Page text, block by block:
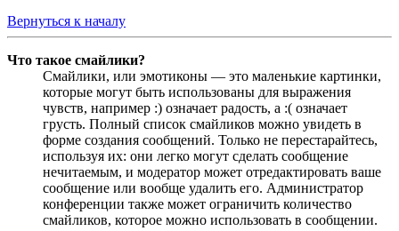
Вернуться к началу
Что такое смайлики?
Смайлики, или эмотиконы — это маленькие картинки,
которые могут быть использованы для выражения
чувств, например :) означает радость, а :( означает
грусть. Полный список смайликов можно увидеть в
форме создания сообщений. Только не перестарайтесь,
используя их: они легко могут сделать сообщение
нечитаемым, и модератор может отредактировать ваше
сообщение или вообще удалить его. Администратор
конференции также может ограничить количество
смайликов, которое можно использовать в сообщении.